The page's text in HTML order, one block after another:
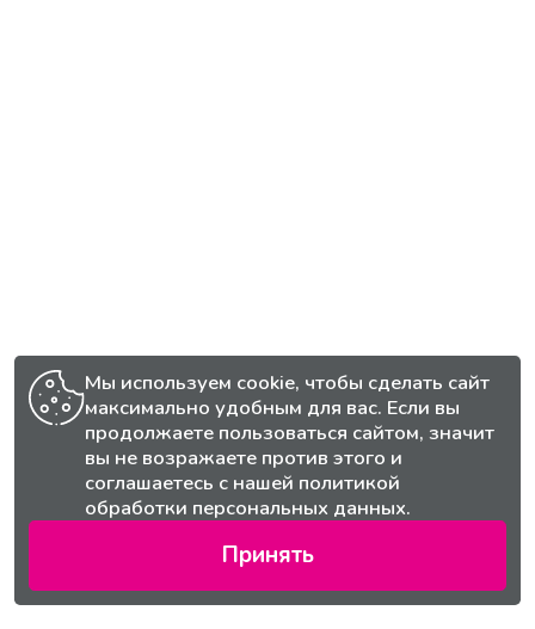
Мы используем cookie, чтобы сделать сайт
максимально удобным для вас. Если вы
продолжаете пользоваться сайтом, значит
вы не возражаете против этого и
соглашаетесь с нашей политикой
обработки персональных данных.
Принять